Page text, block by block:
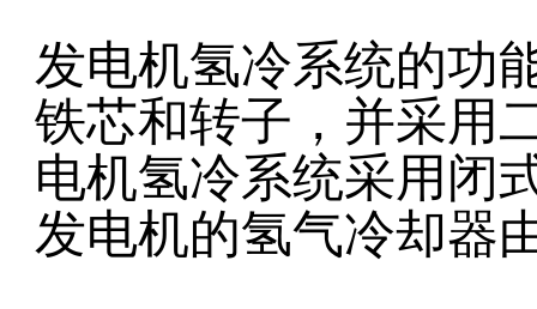
发电机氢冷系统的功
铁芯和转子，并采用
电机氢冷系统采用闭
发电机的氢气冷却器